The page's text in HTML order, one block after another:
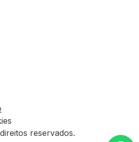
reservados.